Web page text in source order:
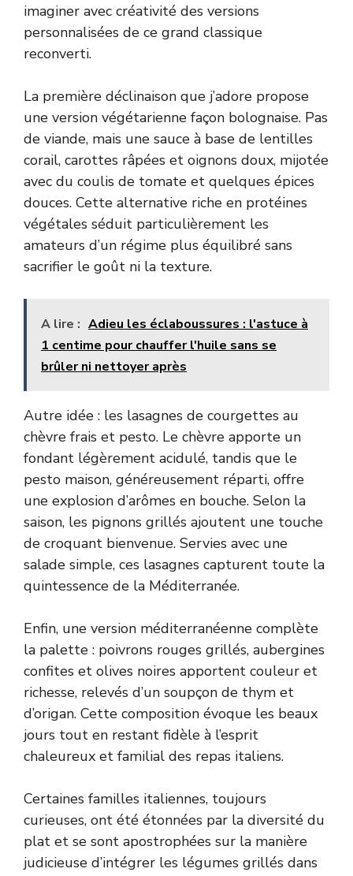
imaginer avec créativité des versions
personnalisées de ce grand classique
reconverti.
La première déclinaison que j’adore propose
une version végétarienne façon bolognaise. Pas
de viande, mais une sauce à base de lentilles
corail, carottes râpées et oignons doux, mijotée
avec du coulis de tomate et quelques épices
douces. Cette alternative riche en protéines
végétales séduit particulièrement les
amateurs d’un régime plus équilibré sans
sacrifier le goût ni la texture.
A lire : Adieu les éclaboussures : l'astuce à
1 centime pour chauffer l'huile sans se
brûler ni nettoyer après
Autre idée : les lasagnes de courgettes au
chèvre frais et pesto. Le chèvre apporte un
fondant légèrement acidulé, tandis que le
pesto maison, généreusement réparti, offre
une explosion d’arômes en bouche. Selon la
saison, les pignons grillés ajoutent une touche
de croquant bienvenue. Servies avec une
salade simple, ces lasagnes capturent toute la
quintessence de la Méditerranée.
Enfin, une version méditerranéenne complète
la palette : poivrons rouges grillés, aubergines
confites et olives noires apportent couleur et
richesse, relevés d’un soupçon de thym et
d’origan. Cette composition évoque les beaux
jours tout en restant fidèle à l’esprit
chaleureux et familial des repas italiens.
Certaines familles italiennes, toujours
curieuses, ont été étonnées par la diversité du
plat et se sont apostrophées sur la manière
judicieuse d’intégrer les légumes grillés dans